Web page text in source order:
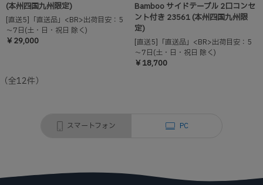
(本州四国九州限定)
[直送5]「直送品」<BR>出荷目安：5
～7日(土・日・祝日 除く)
￥29,000
Bamboo サイドテーブル 2口コンセ
ント付き 23561 (本州四国九州限
定)
[直送5]「直送品」<BR>出荷目安：5
～7日(土・日・祝日 除く)
￥18,700
（全12件）
スマートフォン PC